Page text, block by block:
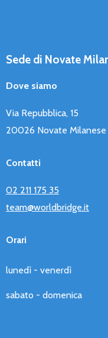
Sede di Novate
Dove siamo
Via Repubblica, 15
20026 Novate Milanese
Contatti
02 211 175 35
team@worldbridge.it
Orari
lunedì - venerdì
sabato - domenica